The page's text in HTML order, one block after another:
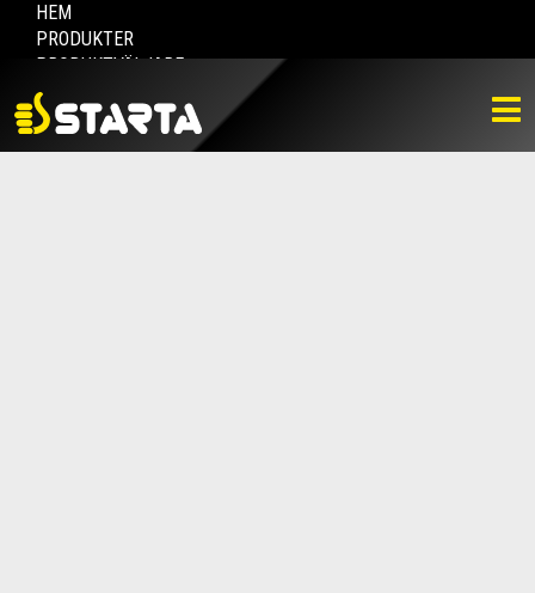
HEM
PRODUKTER
PRODUKTVÄLJARE
HITTA ÅTERFÖRSÄLJARE
NYHETER